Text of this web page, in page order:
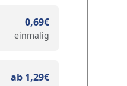
0,69€
einmalig
ab 1,29€